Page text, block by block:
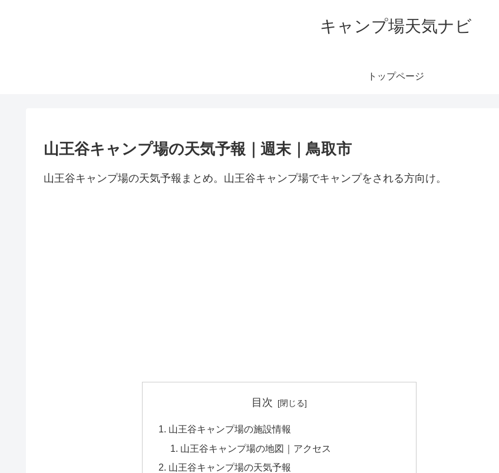
キャンプ場天気ナビ
トップページ
山王谷キャンプ場の天気予報｜週末｜鳥取市
山王谷キャンプ場の天気予報まとめ。山王谷キャンプ場でキャンプをされる方向け。
目次
山王谷キャンプ場の施設情報
山王谷キャンプ場の地図｜アクセス
山王谷キャンプ場の天気予報